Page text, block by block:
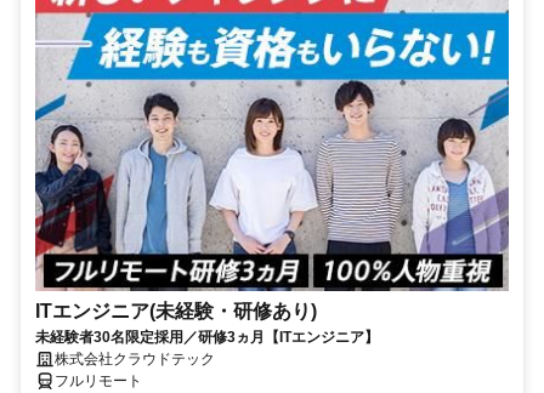
ITエンジニア(未経験・研修あり)
未経験者30名限定採用／研修3ヵ月【ITエンジニア】
株式会社クラウドテック
フルリモート